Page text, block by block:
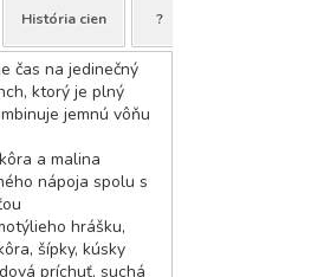
História cien ?
čas na jedinečný
ktorý je plný
jemnú vôňu
a malina
nápoja spolu s
hrášku,
šípky, kúsky
príchuť, suchá